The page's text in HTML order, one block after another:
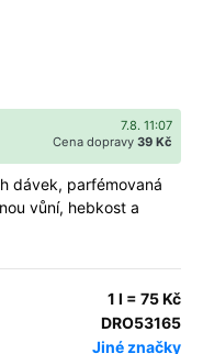
7.8. 11:07
Cena dopravy 39 Kč
dávek, parfémovaná
vůní, hebkost a
1 l = 75 Kč
DRO53165
Jiné značky